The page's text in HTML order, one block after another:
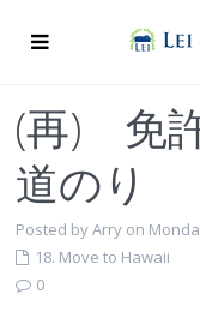
(再) 免
道のり
Posted by Arry on
18. Move to Hawaii
0